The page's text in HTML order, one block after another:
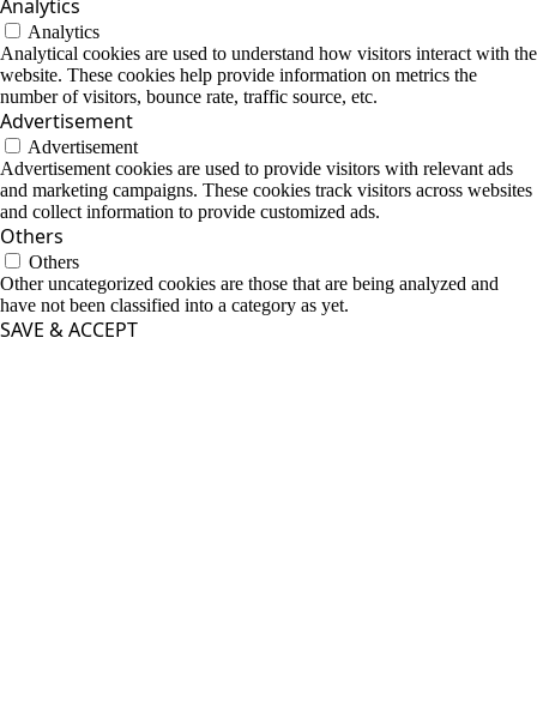
Analytics
Analytics
Analytical cookies are used to understand how visitors interact with the
website. These cookies help provide information on metrics the
number of visitors, bounce rate, traffic source, etc.
Advertisement
Advertisement
Advertisement cookies are used to provide visitors with relevant ads
and marketing campaigns. These cookies track visitors across websites
and collect information to provide customized ads.
Others
Others
Other uncategorized cookies are those that are being analyzed and
have not been classified into a category as yet.
SAVE & ACCEPT